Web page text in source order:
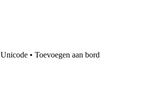
Unicode • Toevoegen aan bord